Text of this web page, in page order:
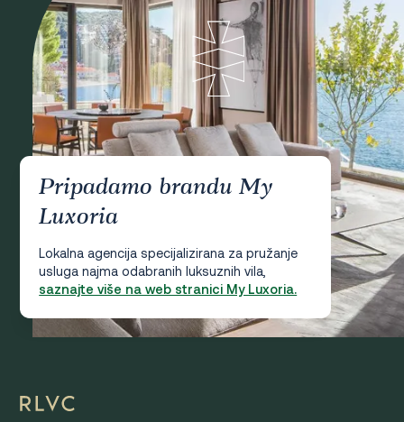
Pripadamo brandu My
Luxoria
Lokalna agencija specijalizirana za pružanje
usluga najma odabranih luksuznih vila,
saznajte više na web stranici My Luxoria.